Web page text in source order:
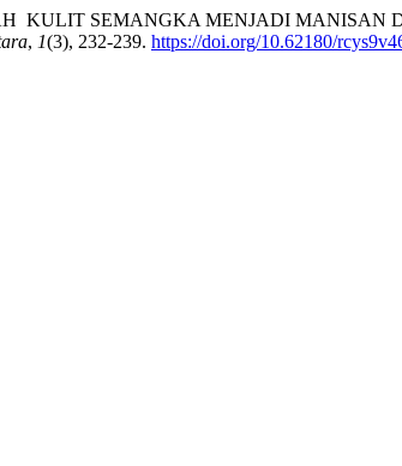
KULIT SEMANGKA MENJADI MANISAN
, 1(3), 232-239. https://doi.org/10.62180/